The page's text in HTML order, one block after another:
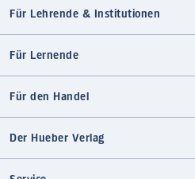
Für Lehrende & Institutionen
Für Lernende
Für den Handel
Der Hueber Verlag